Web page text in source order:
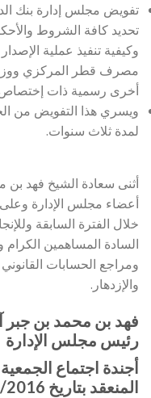
تفويض مجلس إدارة بنك
تحديد كافة الشروط
وكيفية تنفيذ عملية
مصرف قطر المركزي
أخرى رسمية ذات
ويسري هذا التفويض من
لمدة ثلاث سنوات.
أثنى سعادة الشيخ فهد بن
أعضاء مجلس الإدارة وعلى
خلال الفترة السابقة
السادة المساهمين الكرام
ومراجع الحسابات
والإزدهار.
فهد بن محمد بن جبر
رئيس مجلس الإدارة
أجندة اجتماع
المنعقد بتاريخ 10/5/2016